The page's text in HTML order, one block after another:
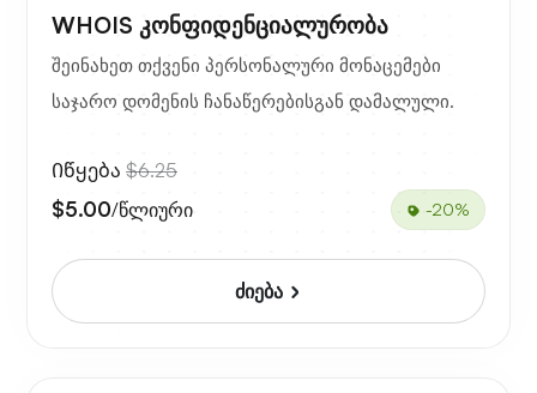
WHOIS კონფიდენციალურობა
შეინახეთ თქვენი პერსონალური მონაცემები
საჯარო დომენის ჩანაწერებისგან დამალული.
Იწყება $6.25
$5.00/წლიური -20%
ძიება